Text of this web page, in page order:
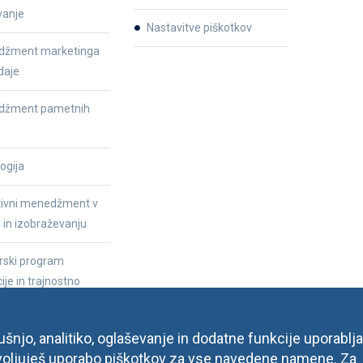
marketinga
pametnih
menedžment v
in izobraževanju
program
in trajnostno
Nastavitve piškotkov
analitiko, oglaševanje in dodatne funkcije uporablja
uporabo piškotkov za vse navedene namene. Za